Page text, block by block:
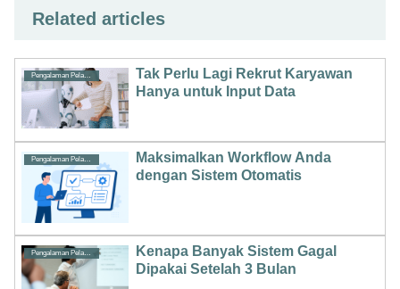
Related articles
Pengalaman Pelanggan
Tak Perlu Lagi Rekrut Karyawan
Hanya untuk Input Data
Maksimalkan Workflow Anda
dengan Sistem Otomatis
Pengalaman Pelanggan
Kenapa Banyak Sistem Gagal
Dipakai Setelah 3 Bulan